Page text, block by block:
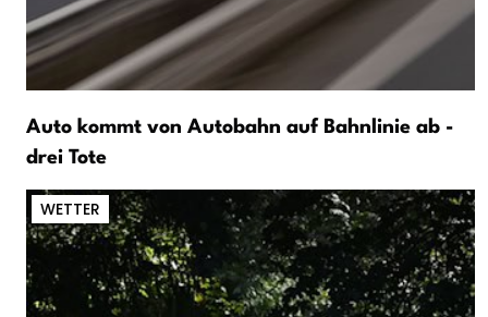
Auto kommt von Autobahn auf Bahnlinie ab -
drei Tote
WETTER